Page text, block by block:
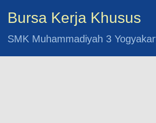
Bursa Kerja Khusus
SMK Muhammadiyah 3